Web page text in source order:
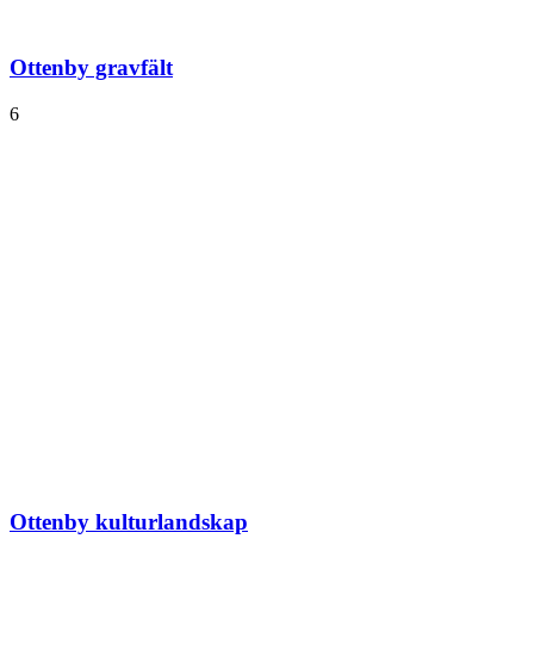
Ottenby gravfält
6
Ottenby kulturlandskap